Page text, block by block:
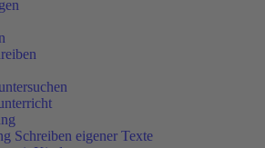
Schreiben eigener Texte